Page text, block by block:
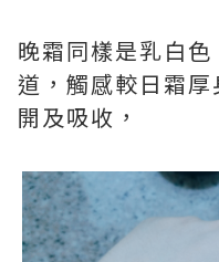
晚霜同樣是乳白
道，觸感較日霜
開及吸收，